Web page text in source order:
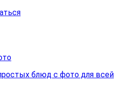
блюд с фото для всей